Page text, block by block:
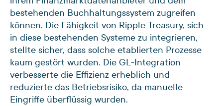
bestehenden Buchhaltungssystem zugreifen
können. Die Fähigkeit von Ripple Treasury, sich
in diese bestehenden Systeme zu integrieren,
stellte sicher, dass solche etablierten Prozesse
kaum gestört wurden. Die GL-Integration
verbesserte die Effizienz erheblich und
reduzierte das Betriebsrisiko, da manuelle
Eingriffe überflüssig wurden.